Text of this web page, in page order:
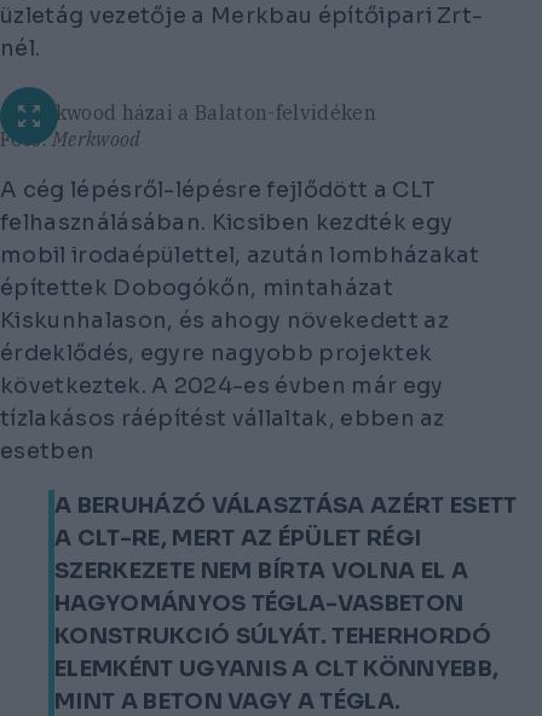
üzletág vezetője a Merkbau építőipari Zrt-
nél.
A Merkwood házai a Balaton-felvidéken
Fotó:Merkwood
A cég lépésről-lépésre fejlődött a CLT
felhasználásában. Kicsiben kezdték egy
mobil irodaépülettel, azután lombházakat
építettek Dobogókőn, mintaházat
Kiskunhalason, és ahogy növekedett az
érdeklődés, egyre nagyobb projektek
következtek. A 2024-es évben már egy
tízlakásos ráépítést vállaltak, ebben az
esetben
A BERUHÁZÓ VÁLASZTÁSA AZÉRT ESETT
A CLT-RE, MERT AZ ÉPÜLET RÉGI
SZERKEZETE NEM BÍRTA VOLNA EL A
HAGYOMÁNYOS TÉGLA-VASBETON
KONSTRUKCIÓ SÚLYÁT. TEHERHORDÓ
ELEMKÉNT UGYANIS A CLT KÖNNYEBB,
MINT A BETON VAGY A TÉGLA.